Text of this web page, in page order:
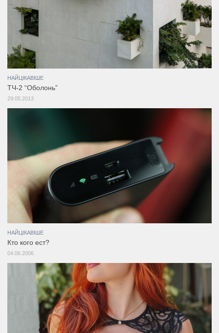
НАЙЦІКАВІШЕ
ТЧ-2 “Оболонь”
29.05.2013
НАЙЦІКАВІШЕ
Кто кого ест?
04.06.2006